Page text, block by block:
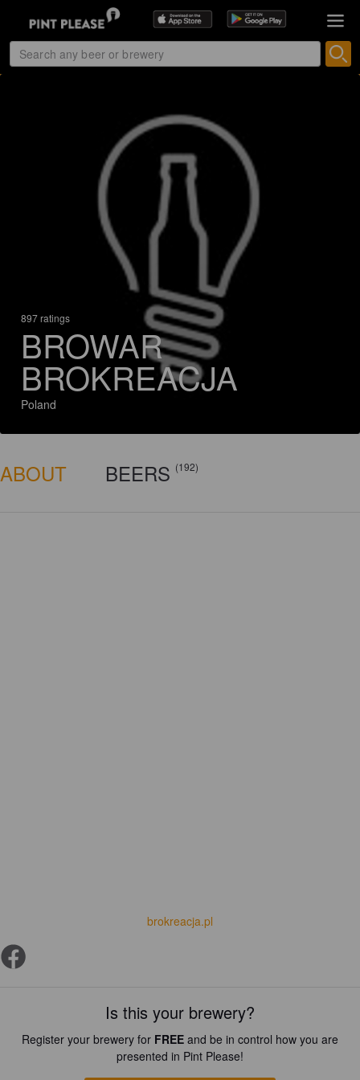
897 ratings
BROWAR
BROKREACJA
Poland
ABOUT BEERS (192)
brokreacja.pl
Is this your brewery?
Register your brewery for FREE and be in control how you are
presented in Pint Please!